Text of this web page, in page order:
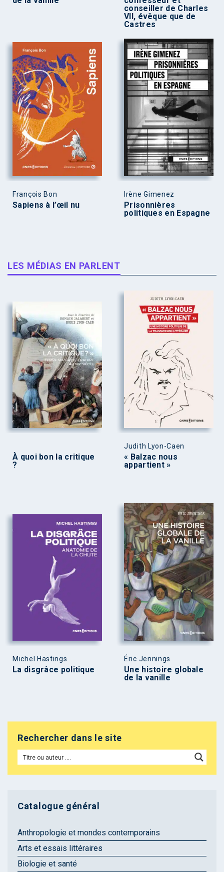
conseiller de Charles
VII, évêque que de
Castres
François Bon
Sapiens à l’œil nu
Irène Gimenez
Prisonnières
politiques en Espagne
LES MÉDIAS EN PARLENT
À quoi bon la critique
?
Judith Lyon-Caen
« Balzac nous
appartient »
Michel Hastings
La disgrâce politique
Éric Jennings
Une histoire globale
de la vanille
Rechercher dans le site
Catalogue général
Anthropologie et mondes contemporains
Arts et essais littéraires
Biologie et santé